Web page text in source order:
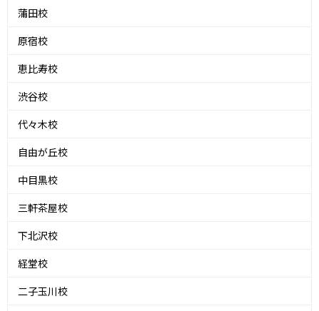
蒲田校
原宿校
恵比寿校
渋谷校
代々木校
自由が丘校
中目黒校
三軒茶屋校
下北沢校
経堂校
二子玉川校